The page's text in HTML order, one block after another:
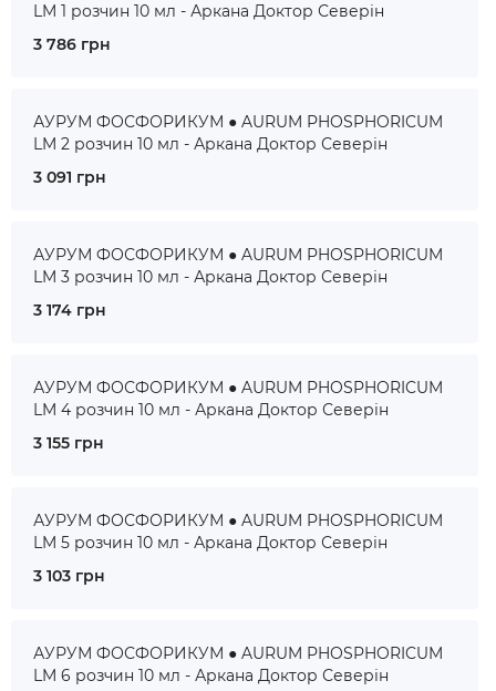
LM 1 розчин 10 мл - Аркана Доктор Северін
3 786 грн
АУРУМ ФОСФОРИКУМ ● AURUM PHOSPHORICUM
LM 2 розчин 10 мл - Аркана Доктор Северін
3 091 грн
АУРУМ ФОСФОРИКУМ ● AURUM PHOSPHORICUM
LM 3 розчин 10 мл - Аркана Доктор Северін
3 174 грн
АУРУМ ФОСФОРИКУМ ● AURUM PHOSPHORICUM
LM 4 розчин 10 мл - Аркана Доктор Северін
3 155 грн
АУРУМ ФОСФОРИКУМ ● AURUM PHOSPHORICUM
LM 5 розчин 10 мл - Аркана Доктор Северін
3 103 грн
АУРУМ ФОСФОРИКУМ ● AURUM PHOSPHORICUM
LM 6 розчин 10 мл - Аркана Доктор Северін